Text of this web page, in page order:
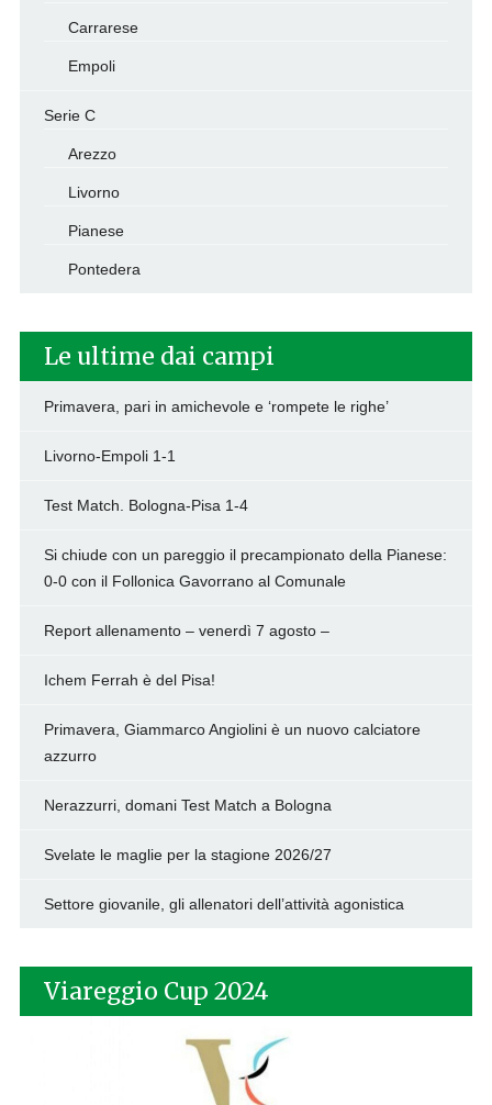
Carrarese
Empoli
Serie C
Arezzo
Livorno
Pianese
Pontedera
Le ultime dai campi
Primavera, pari in amichevole e ‘rompete le righe’
Livorno-Empoli 1-1
Test Match. Bologna-Pisa 1-4
Si chiude con un pareggio il precampionato della Pianese:
0-0 con il Follonica Gavorrano al Comunale
Report allenamento – venerdì 7 agosto –
Ichem Ferrah è del Pisa!
Primavera, Giammarco Angiolini è un nuovo calciatore
azzurro
Nerazzurri, domani Test Match a Bologna
Svelate le maglie per la stagione 2026/27
Settore giovanile, gli allenatori dell’attività agonistica
Viareggio Cup 2024